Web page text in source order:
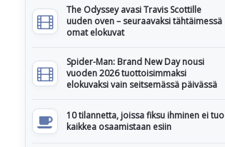
The Odyssey avasi Travis Scottille
uuden oven – seuraavaksi tähtäimessä
omat elokuvat
Spider-Man: Brand New Day nousi
vuoden 2026 tuottoisimmaksi
elokuvaksi vain seitsemässä päivässä
10 tilannetta, joissa fiksu ihminen ei tuo
kaikkea osaamistaan esiin